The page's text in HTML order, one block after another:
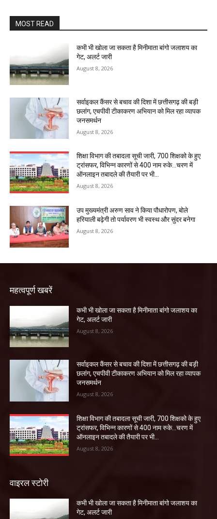
MOST READ
कभी भी खोला जा सकता है मिनीमाता बांगो जलाशय का
गेट, अलर्ट जारी
August 8, 2026
सर्वाइकल कैंसर से बचाव की दिशा में छत्तीसगढ़ की बड़ी
छलांग, एचपीवी टीकाकरण अभियान को मिल रहा व्यापक
जनसमर्थन
August 8, 2026
शिक्षा विभाग की तबादला सूची जारी, 700 शिक्षको के हुए
ट्रांसफर, विभिन्न कारणों से 400 नाम रुके…चरण में
ऑनलाइन तबादले की तैयारी पर भी...
August 8, 2026
उप मुख्यमंत्री अरुण साव ने किया पौधारोपण, बोले
हरियाली बढ़ेगी तो पर्यावरण भी स्वस्थ और सुंदर बनेगा
August 8, 2026
महत्वपूर्ण खबरें
कभी भी खोला जा सकता है मिनीमाता बांगो जलाशय का
गेट, अलर्ट जारी
August 8, 2026
सर्वाइकल कैंसर से बचाव की दिशा में छत्तीसगढ़ की बड़ी
छलांग, एचपीवी टीकाकरण अभियान को मिल रहा व्यापक
जनसमर्थन
August 8, 2026
शिक्षा विभाग की तबादला सूची जारी, 700 शिक्षको के हुए
ट्रांसफर, विभिन्न कारणों से 400 नाम रुके…चरण में
ऑनलाइन तबादले की तैयारी पर भी...
August 8, 2026
वाइरल स्टोरी
कभी भी खोला जा सकता है मिनीमाता बांगो जलाशय का
गेट, अलर्ट जारी